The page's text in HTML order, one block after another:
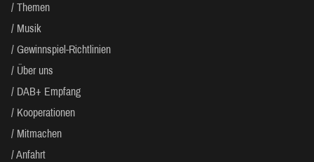
Themen
Musik
Gewinnspiel-Richtlinien
Über uns
DAB+ Empfang
Kooperationen
Mitmachen
Anfahrt